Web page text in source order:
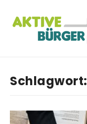
Schlagwort: